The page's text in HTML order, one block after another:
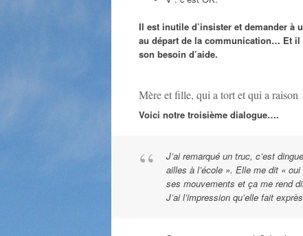
Il est inutile d’insister et demander à
au départ de la communication… Et il
son besoin d’aide.
Mère et fille, qui a tort et qui a raison
Voici notre troisième dialogue….
J’ai remarqué un truc, c’est
ailles à l’école ». Elle me dit « oui
ses mouvements et ça me rend
J’ai l’impression qu’elle fait